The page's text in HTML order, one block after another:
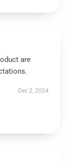
are
Dec 2, 2024